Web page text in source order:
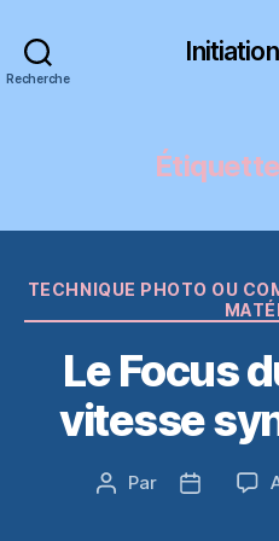
Recherche
TECHNIQUE PHOTO OU
Le Focus
vitesse
Auteur
Par
Date